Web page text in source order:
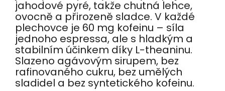
jahodové pyré, takže chutná lehce,
ovocně a přirozeně sladce. V každé
plechovce je 60 mg kofeinu – síla
jednoho espressa, ale s hladkým a
stabilním účinkem díky L-theaninu.
Slazeno agávovým sirupem, bez
rafinovaného cukru, bez umělých
sladidel a bez syntetického kofeinu.